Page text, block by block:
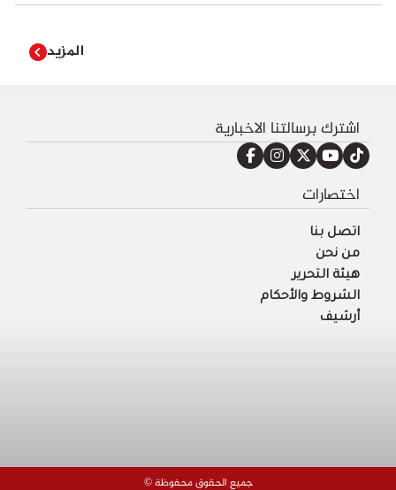
المزيد
اشترك برسالتنا الاخبارية
اختصارات
اتصل بنا
من نحن
هيئة التحرير
الشروط والأحكام
أرشيف
© جميع الحقوق محفوظة